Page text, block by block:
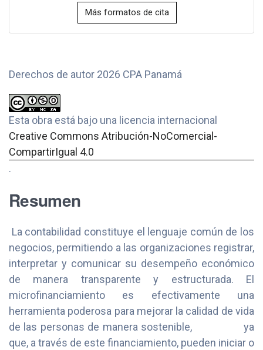
Más formatos de cita
Derechos de autor 2026 CPA Panamá
Esta obra está bajo una licencia internacional
Creative Commons Atribución-NoComercial-
CompartirIgual 4.0
.
Resumen
La contabilidad constituye el lenguaje común de los
negocios, permitiendo a las organizaciones registrar,
interpretar y comunicar su desempeño económico
de manera transparente y estructurada. El
microfinanciamiento es efectivamente una
herramienta poderosa para mejorar la calidad de vida
de las personas de manera sostenible, ya
que, a través de este financiamiento, pueden iniciar o